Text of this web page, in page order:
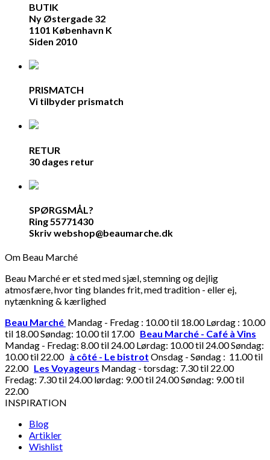
BUTIK
Ny Østergade 32
1101 København K
Siden 2010
PRISMATCH
Vi tilbyder prismatch
RETUR
30 dages retur
SPØRGSMÅL?
Ring 55771430
Skriv webshop@beaumarche.dk
Om Beau Marché
Beau Marché er et sted med sjæl, stemning og dejlig
atmosfære, hvor ting blandes frit, med tradition - eller ej,
nytænkning & kærlighed
Beau Marché Mandag - Fredag : 10.00 til 18.00 Lørdag : 10.00
til 18.00 Søndag: 10.00 til 17.00 Beau Marché - Café à Vins
Mandag - Fredag: 8.00 til 24.00 Lørdag: 10.00 til 24.00 Søndag:
10.00 til 22.00 à côté - Le bistrot Onsdag - Søndag : 11.00 til
22.00 Les Voyageurs Mandag - torsdag: 7.30 til 22.00
Fredag: 7.30 til 24.00 lørdag: 9.00 til 24.00 Søndag: 9.00 til
22.00
INSPIRATION
Blog
Artikler
Wishlist